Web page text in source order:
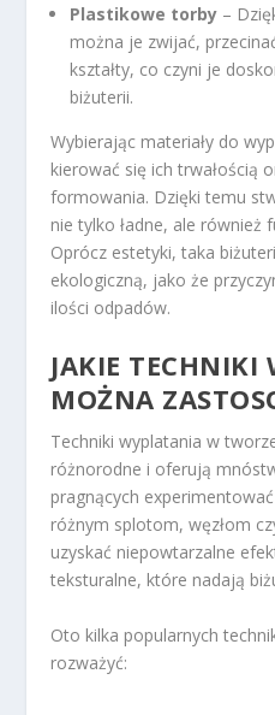
Plastikowe torby –
można je zwijać,
kształty, co czyni je
biżuterii.
Wybierając materiały do
kierować się ich trwałością
formowania. Dzięki temu
nie tylko ładne, ale również
Oprócz estetyki, taka
ekologiczną, jako że
ilości odpadów.
JAKIE TECHNIKI
MOŻNA
Techniki wyplatania w
różnorodne i oferują
pragnących
różnym splotom, węzłom
uzyskać niepowtarzalne
teksturalne, które nadają
Oto kilka popularnych
rozważyć: